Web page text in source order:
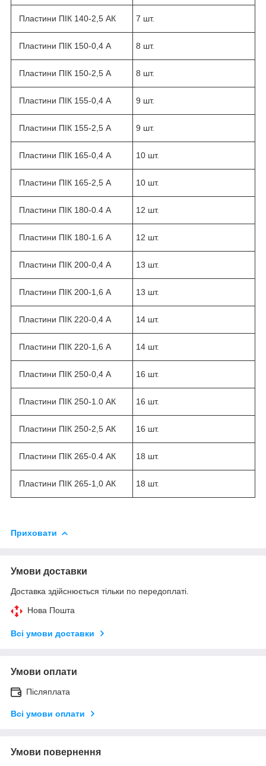
Пластини ПІК 140-2,5 АК 7 шт.
Пластини ПІК 150-0,4 А 8 шт.
Пластини ПІК 150-2,5 А 8 шт.
Пластини ПІК 155-0,4 А 9 шт.
Пластини ПІК 155-2,5 А 9 шт.
Пластини ПІК 165-0,4 А 10 шт.
Пластини ПІК 165-2,5 А 10 шт.
Пластини ПІК 180-0.4 А 12 шт.
Пластини ПІК 180-1.6 А 12 шт.
Пластини ПІК 200-0,4 А 13 шт.
Пластини ПІК 200-1,6 А 13 шт.
Пластини ПІК 220-0,4 А 14 шт.
Пластини ПІК 220-1,6 А 14 шт.
Пластини ПІК 250-0,4 А 16 шт.
Пластини ПІК 250-1.0 АК 16 шт.
Пластини ПІК 250-2,5 АК 16 шт.
Пластини ПІК 265-0.4 АК 18 шт.
Пластини ПІК 265-1,0 АК 18 шт.
Приховати
Умови доставки
Доставка здійснюється тільки по передоплаті.
Нова Пошта
Всі умови доставки
Умови оплати
Післяплата
Всі умови оплати
Умови повернення